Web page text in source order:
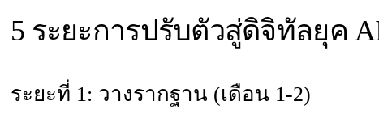
5 ระยะการปรับตัวสู่ดิจิทัลยุค
ระยะที่ 1: วางรากฐาน (เดือน 1-2)